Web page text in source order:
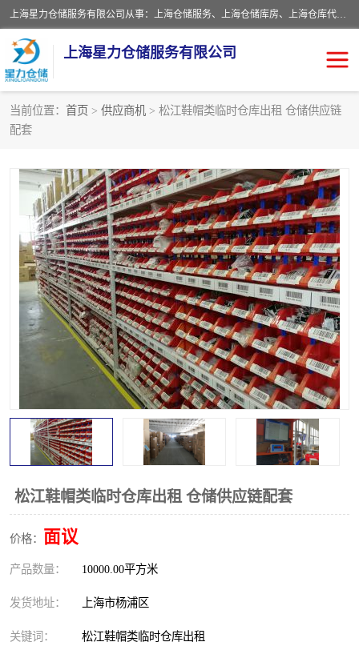
上海星力仓储服务有限公司从事：上海仓储服务、上海仓储库房、上海仓库代运营、上海仓库对外出租、上海仓库外包、上海三方仓储、上海电商仓储代发、上海电商代发货仓库、上海托管仓库、上海仓储配送。上海星力仓储服务有限公司现在拥有100个分仓、10万余平方的标准库房，精炼员工几百名，与几千家客户合作，公司已跻身上海仓储行业前列。欢迎来电咨询！
上海星力仓储服务有限公司
当前位置： 首页 > 供应商机 > 松江鞋帽类临时仓库出租 仓储供应链
配套
松江鞋帽类临时仓库出租 仓储供应链配套
价格： 面议
产品数量： 10000.00平方米
发货地址： 上海市杨浦区
关键词： 松江鞋帽类临时仓库出租
上海仓库对外出租
上海仓储配送 上海仓库外包
上海仓库代运营 上海托管仓库
上海第三方仓储 上海仓储服务
仓储 上海电商代发货仓库
上海托管仓库